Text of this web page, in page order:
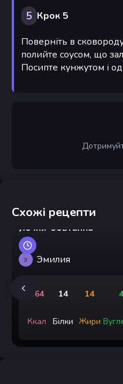
5 Крок 5
Поверніть в
полийте соусом, що
Посипте кунжутом і
Схожі рецепти
Яєчня-бовтанка
Э Эмилия
364
Ккал
14
Білки
14
Жири